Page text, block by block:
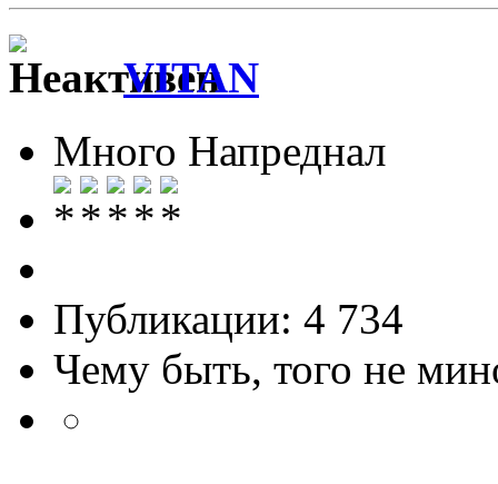
VITAN
Много Напреднал
Публикации: 4 734
Чему быть, того не